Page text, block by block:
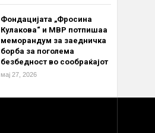
Фондацијата „Фросина
Кулакова“ и МВР потпишаа
меморандум за заедничка
борба за поголема
безбедност во сообраќајот
мај 27, 2026